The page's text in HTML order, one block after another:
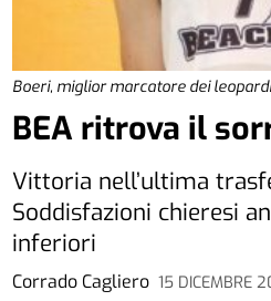
Boeri, miglior marcatore dei
Corrado Cagliero 15 DICEMBRE
BEA ritrova il
Vittoria nell’ultima
Soddisfazioni chieresi
inferiori